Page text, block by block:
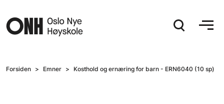
Forsiden Emner Kosthold og ernæring for barn - ERN6040 (10 sp)